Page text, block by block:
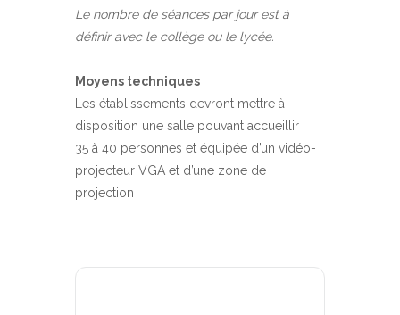
Le nombre de séances par jour est à
définir avec le collège ou le lycée.
Moyens techniques
Les établissements devront mettre à
disposition une salle pouvant accueillir
35 à 40 personnes et équipée d’un vidéo-
projecteur VGA et d’une zone de
projection